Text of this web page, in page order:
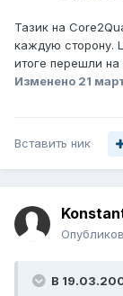
Тазик на
каждую сторону.
итоге перешли
Изменено 21
Вставить ник
В